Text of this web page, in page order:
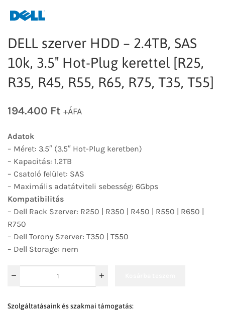
DELL szerver HDD – 2.4TB, SAS
10k, 3.5″ Hot-Plug kerettel [R25,
R35, R45, R55, R65, R75, T35, T55]
194.400 Ft +ÁFA
Adatok
– Méret: 3.5″ (3.5″ Hot-Plug keretben)
– Kapacitás: 1.2TB
– Csatoló felület: SAS
– Maximális adatátviteli sebesség: 6Gbps
Kompatibilitás
– Dell Rack Szerver: R250 | R350 | R450 | R550 | R650 |
R750
– Dell Torony Szerver: T350 | T550
– Dell Storage: nem
Szolgáltatásaink és szakmai támogatás: